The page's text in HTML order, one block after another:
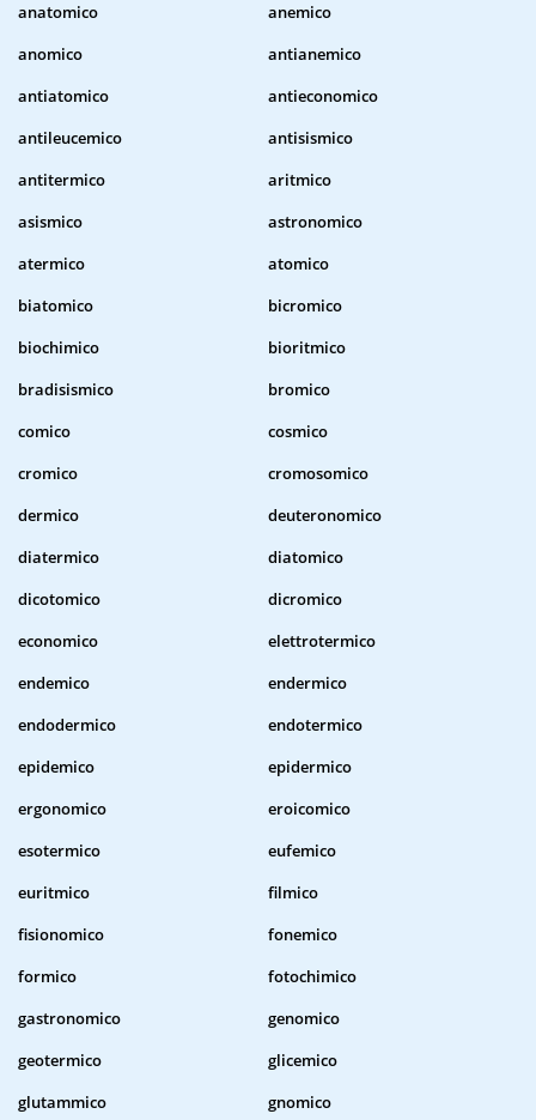
anatomico
anemico
anomico
antianemico
antiatomico
antieconomico
antileucemico
antisismico
antitermico
aritmico
asismico
astronomico
atermico
atomico
biatomico
bicromico
biochimico
bioritmico
bradisismico
bromico
comico
cosmico
cromico
cromosomico
dermico
deuteronomico
diatermico
diatomico
dicotomico
dicromico
economico
elettrotermico
endemico
endermico
endodermico
endotermico
epidemico
epidermico
ergonomico
eroicomico
esotermico
eufemico
euritmico
filmico
fisionomico
fonemico
formico
fotochimico
gastronomico
genomico
geotermico
glicemico
glutammico
gnomico